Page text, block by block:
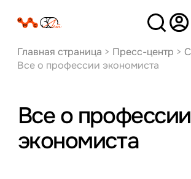
Главная страница > Пресс-центр >
Все о профессии экономиста
Все о профессии
экономиста